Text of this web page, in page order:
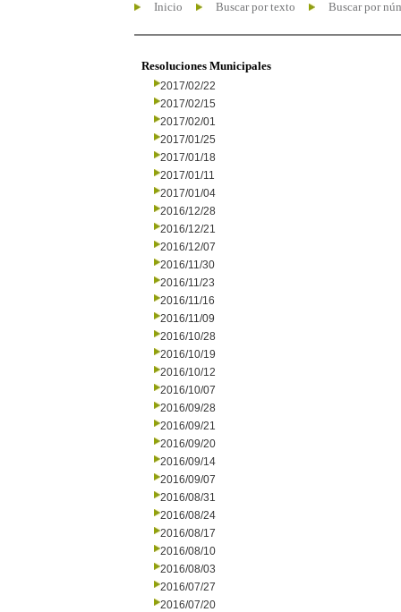
Inicio Buscar por texto Buscar por
Resoluciones Municipales
2017/02/22
2017/02/15
2017/02/01
2017/01/25
2017/01/18
2017/01/11
2017/01/04
2016/12/28
2016/12/21
2016/12/07
2016/11/30
2016/11/23
2016/11/16
2016/11/09
2016/10/28
2016/10/19
2016/10/12
2016/10/07
2016/09/28
2016/09/21
2016/09/20
2016/09/14
2016/09/07
2016/08/31
2016/08/24
2016/08/17
2016/08/10
2016/08/03
2016/07/27
2016/07/20